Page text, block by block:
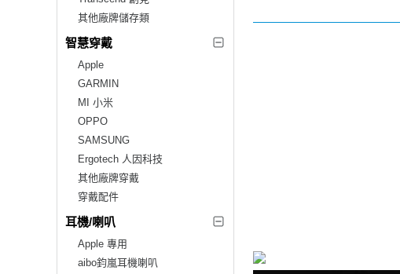
其他廠牌儲存類
智慧穿戴
Apple
GARMIN
MI 小米
OPPO
SAMSUNG
Ergotech 人因科技
其他廠牌穿戴
穿戴配件
耳機/喇叭
Apple 專用
aibo鈞嵐耳機喇叭